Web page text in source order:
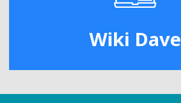
Wiki Dave